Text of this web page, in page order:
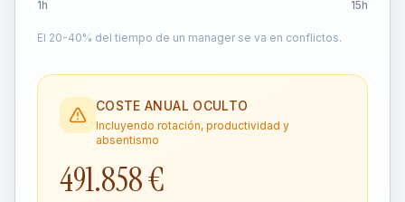
1h 15h
El 20-40% del tiempo de un manager se va en conflictos.
COSTE ANUAL OCULTO
Incluyendo rotación, productividad y
absentismo
491.858 €